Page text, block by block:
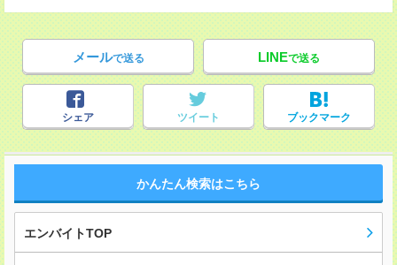
メールで送る LINEで送る
シェア ツイート ブックマーク
かんたん検索はこちら
エンバイトTOP